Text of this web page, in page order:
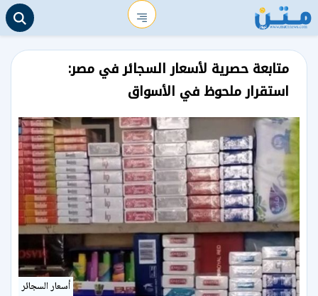
متابعة حصرية لأسعار السجائر في مصر:
استقرار ملحوظ في الأسواق
أسعار السجائر